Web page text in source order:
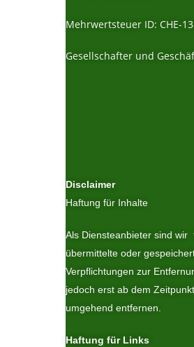
Mehrwertsteuer ID: CHE-
Gesellschafter und
Disclaimer
Haftung für Inhalte
Als Diensteanbieter sind wir
übermittelte oder
Verpflichtungen zur
jedoch erst ab dem
umgehend entfernen.
Haftung für Links